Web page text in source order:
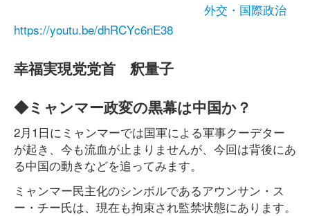
外交・国際政治
https://youtu.be/dhRCYc6nE38
幸福実現党党首 釈量子
◆ミャンマー政変の黒幕は中国か？
2月1日にミャンマーでは国軍による軍事クーデター
が起き、今も流血が止まりませんが、今回は背後にあ
る中国の動きなどを追ってみます。
ミャンマー民主化のシンボルであるアウンサン・ス
ー・チー氏は、現在も拘束され監禁状態にあります。